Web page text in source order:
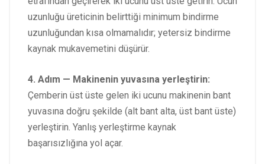
uzunluğu üreticinin belirttiği minimum bindirme
uzunluğundan kısa olmamalıdır; yetersiz bindirme
kaynak mukavemetini düşürür.
4. Adım — Makinenin yuvasına yerleştirin:
Çemberin üst üste gelen iki ucunu makinenin bant
yuvasına doğru şekilde (alt bant alta, üst bant üste)
yerleştirin. Yanlış yerleştirme kaynak
başarısızlığına yol açar.